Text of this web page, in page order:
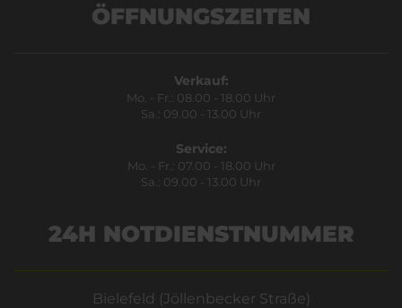
ÖFFNUNGSZEITEN
Verkauf:
Mo. - Fr.: 08.00 - 18.00 Uhr
Sa.: 09.00 - 13.00 Uhr
Service:
Mo. - Fr.: 07.00 - 18.00 Uhr
Sa.: 09.00 - 13.00 Uhr
24H NOTDIENSTNUMMER
Bielefeld (Jöllenbecker Straße)